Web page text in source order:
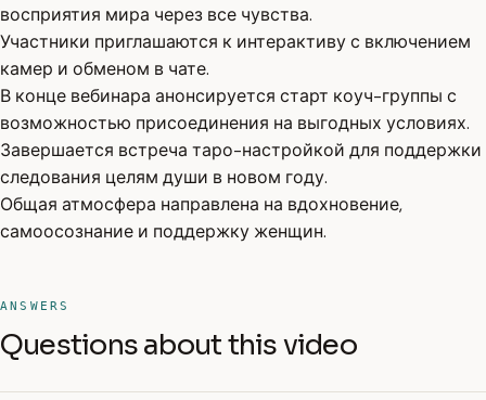
восприятия мира через все чувства.
Участники приглашаются к интерактиву с включением
камер и обменом в чате.
В конце вебинара анонсируется старт коуч-группы с
возможностью присоединения на выгодных условиях.
Завершается встреча таро-настройкой для поддержки
следования целям души в новом году.
Общая атмосфера направлена на вдохновение,
самоосознание и поддержку женщин.
ANSWERS
Questions about this video